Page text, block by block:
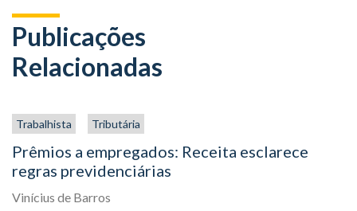
Publicações
Relacionadas
Trabalhista Tributária
Prêmios a empregados: Receita esclarece
regras previdenciárias
Vinícius de Barros